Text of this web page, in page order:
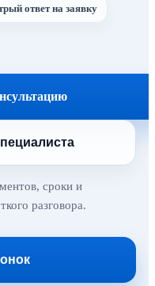
ответ на заявку
сроки и
разговора.